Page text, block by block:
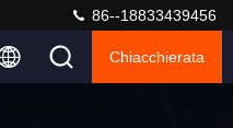
86--18833439456
Chiacchierata